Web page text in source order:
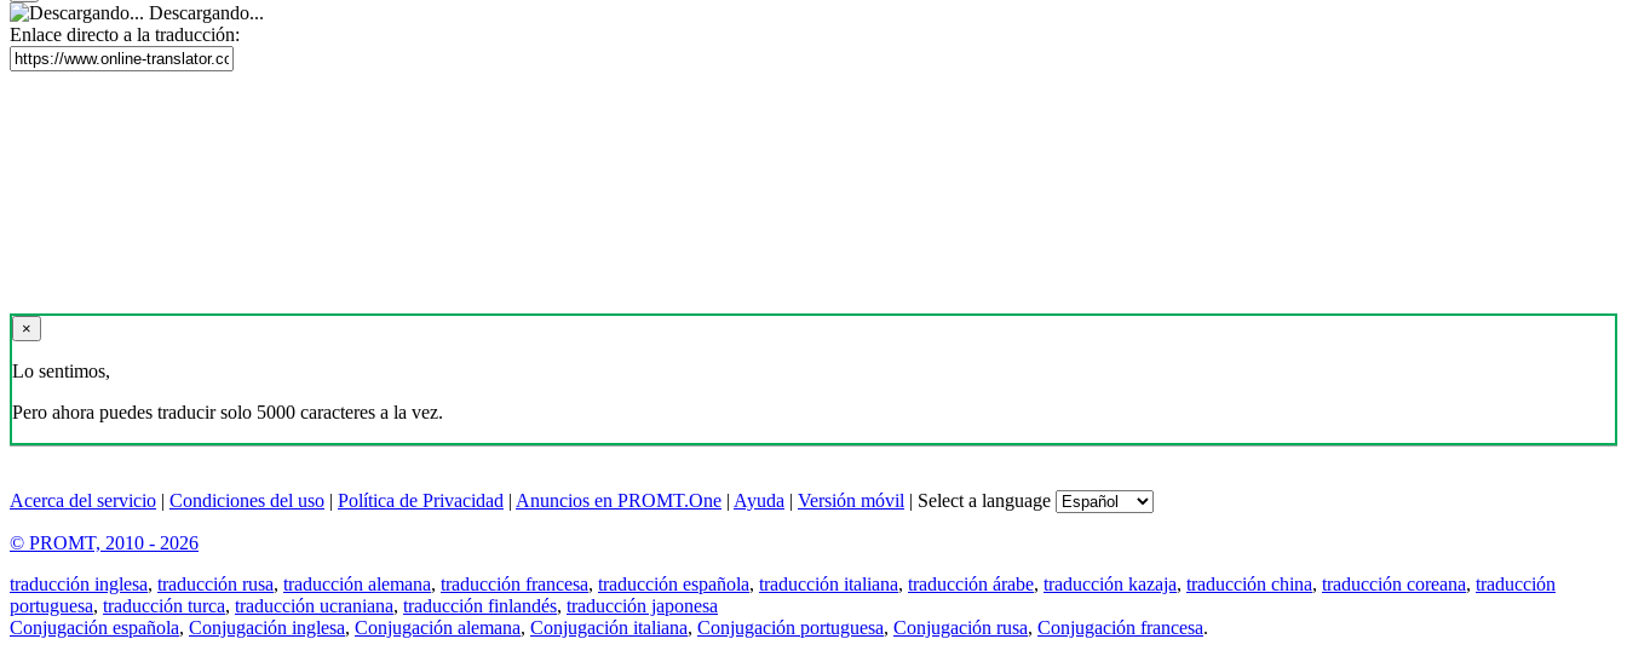
Descargando...
Enlace directo a la traducción:
×
Lo sentimos,
Pero ahora puedes traducir solo 5000 caracteres a la vez.
Acerca del servicio | Condiciones del uso | Política de Privacidad | Anuncios en PROMT.One | Ayuda | Versión móvil | Select a language
© PROMT, 2010 - 2026
traducción inglesa, traducción rusa, traducción alemana, traducción francesa, traducción española, traducción italiana, traducción árabe, traducción kazaja, traducción china, traducción coreana, traducción
portuguesa, traducción turca, traducción ucraniana, traducción finlandés, traducción japonesa
Conjugación española, Conjugación inglesa, Conjugación alemana, Conjugación italiana, Conjugación portuguesa, Conjugación rusa, Conjugación francesa.